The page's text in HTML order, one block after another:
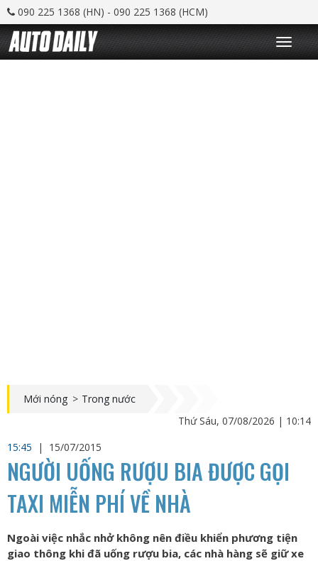
090 225 1368 (HN) - 090 225 1368 (HCM)
T
o
g
Mới nóng > Trong nước
Thứ Sáu, 07/08/2026 | 10:14
15:45
| 15/07/2015
NGƯỜI UỐNG RƯỢU BIA ĐƯỢC GỌI
TAXI MIỄN PHÍ VỀ NHÀ
Ngoài việc nhắc nhở không nên điều khiển phương tiện
giao thông khi đã uống rượu bia, các nhà hàng sẽ giữ xe